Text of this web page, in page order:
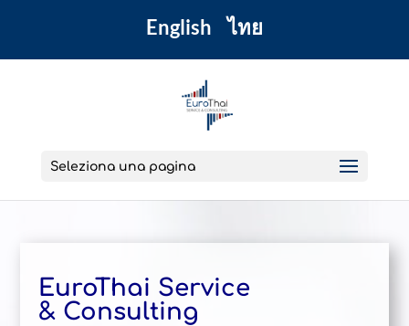
English ไทย
Seleziona una pagina
EuroThai Service
& Consulting